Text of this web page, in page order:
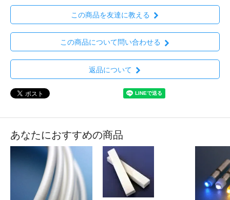
この商品を友達に教える
この商品について問い合わせる
返品について
あなたにおすすめの商品